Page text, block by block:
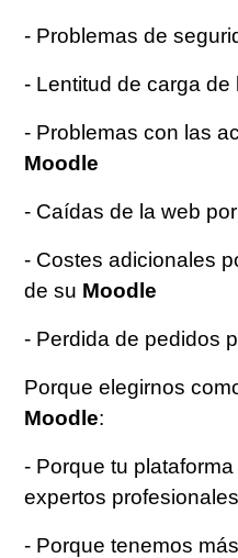
- Problemas de
- Lentitud de carga de
- Problemas con las
Moodle
- Caídas de la web
- Costes adicionales
de su Moodle
- Perdida de pedidos
Porque elegirnos
Moodle:
- Porque tu
expertos
- Porque tenemos